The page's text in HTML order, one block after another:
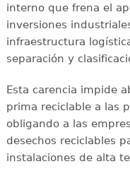
interno que frena el
inversiones
infraestructura
separación y
Esta carencia impide
prima reciclable a las
obligando a las
desechos reciclables
instalaciones de alta